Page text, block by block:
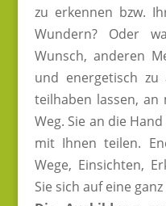
zu erkennen bzw.
Wundern? Oder
Wunsch, anderen
und energetisch zu
teilhaben lassen, an
Weg. Sie an die
mit Ihnen teilen.
Wege, Einsichten,
Sie sich auf eine